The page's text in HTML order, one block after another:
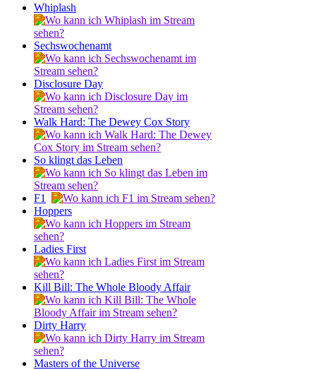
Whiplash
Sechswochenamt
Disclosure Day
Walk Hard: The Dewey Cox Story
So klingt das Leben
F1
Hoppers
Ladies First
Kill Bill: The Whole Bloody Affair
Dirty Harry
Masters of the Universe